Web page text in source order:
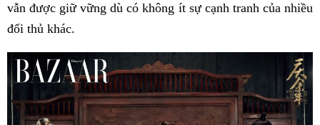
vẫn được giữ vững dù có không ít sự cạnh tranh của nhiều
đối thủ khác.